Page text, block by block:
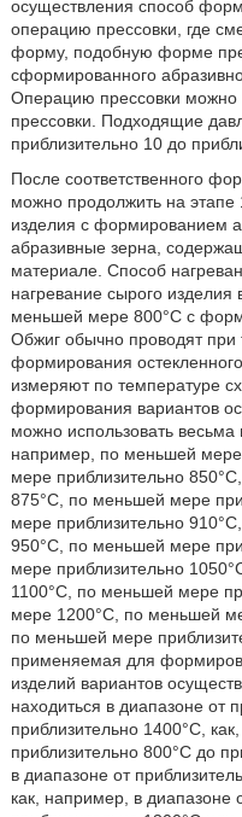
осуществления способ
операцию прессовки, где
форму, подобную форме
сформированного
Операцию прессовки можно
прессовки. Подходящие
приблизительно 10 до
После соответственного
можно продолжить на этапе
изделия с формированием
абразивные зерна,
материале. Способ
нагревание сырого
меньшей мере 800°С с
Обжиг обычно проводят
формирования
измеряют по температуре
формирования вариантов
можно использовать весьма
например, по меньшей
мере приблизительно
875°С, по меньшей мере
мере приблизительно
950°С, по меньшей мере
мере приблизительно
1100°С, по меньшей мере
мере 1200°С, по меньшей
по меньшей мере
применяемая для
изделий вариантов
находиться в диапазоне от
приблизительно 1400°С,
приблизительно 800°С до
в диапазоне от
как, например, в диапазоне